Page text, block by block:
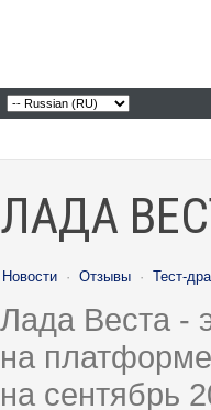
ЛАДА
Новости · Отзывы · Тест-
Лада Веста -
на
на сентябрь